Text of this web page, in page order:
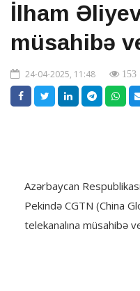
İlham
müsahibə
24-04-2025, 11:48 153
Azərbaycan
Pekində CGTN (China
telekanalına müsahibə